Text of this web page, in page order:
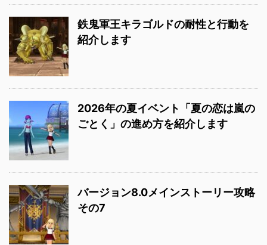
鉄鬼軍王キラゴルドの耐性と行動を
紹介します
2026年の夏イベント「夏の恋は嵐の
ごとく」の進め方を紹介します
バージョン8.0メインストーリー攻略
その7